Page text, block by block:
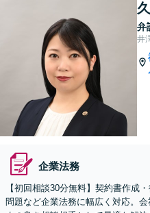
弁
井
企業法務
【初回相談30分無料】契約書作成
問題など企業法務に幅広く対応。